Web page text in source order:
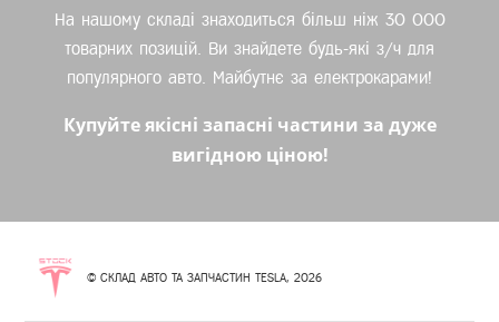
На нашому складі знаходиться більш ніж 30 000
товарних позицій. Ви знайдете будь-які з/ч для
популярного авто. Майбутнє за електрокарами!
Купуйте якісні запасні частини за дуже
вигідною ціною!
© СКЛАД АВТО ТА ЗАПЧАСТИН TESLA, 2026